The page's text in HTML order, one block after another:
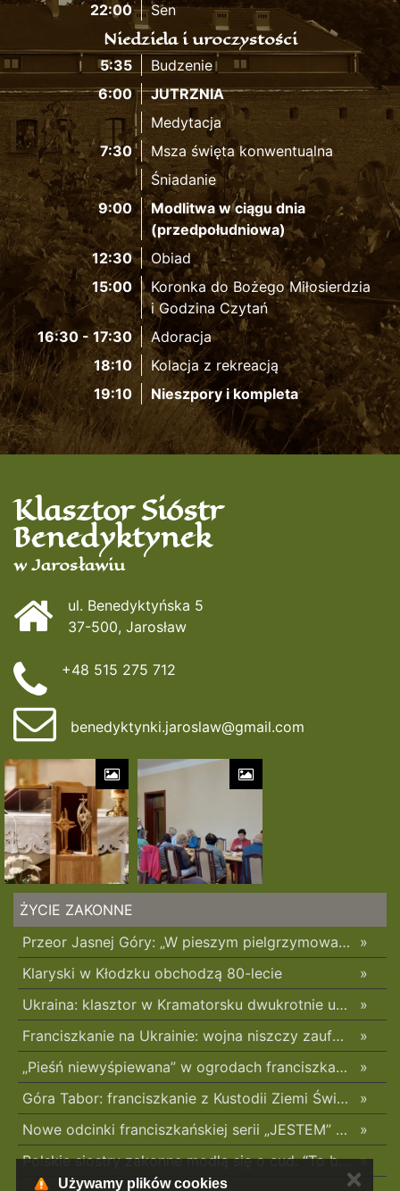
22:00
Sen
Niedziela i uroczystości
5:35
Budzenie
6:00
JUTRZNIA
Medytacja
7:30
Msza święta konwentualna
Śniadanie
9:00
Modlitwa w ciągu dnia
(przedpołudniowa)
12:30
Obiad
15:00
Koronka do Bożego Miłosierdzia
i Godzina Czytań
16:30 - 17:30
Adoracja
18:10
Kolacja z rekreacją
19:10
Nieszpory i kompleta
Klasztor Sióstr
Benedyktynek
w Jarosławiu
ul. Benedyktyńska 5
37-500, Jarosław
+48 515 275 712
benedyktynki.jaroslaw@gmail.com
ŻYCIE ZAKONNE
»
Przeor Jasnej Góry: „W pieszym pielgrzymowaniu jest coś niezwykłego”
»
Klaryski w Kłodzku obchodzą 80-lecie
»
Ukraina: klasztor w Kramatorsku dwukrotnie uszkodzony w ciągu trzech tygodni
»
Franciszkanie na Ukrainie: wojna niszczy zaufanie
»
„Pieśń niewyśpiewana” w ogrodach franciszkańskich w Radomsku
»
Góra Tabor: franciszkanie z Kustodii Ziemi Świętej świętowali Przemienienie Pańskie
»
Nowe odcinki franciszkańskiej serii „JESTEM” z poruszającym świadectwami o błogosławionych z Pariacoto w 35. rocznicę ich męczeńskiej śmierci
»
Polskie siostry zakonne modlą się o cud. “To będzie pieczęć Pana Boga dla naszej wiary”
Używamy plików cookies ✕